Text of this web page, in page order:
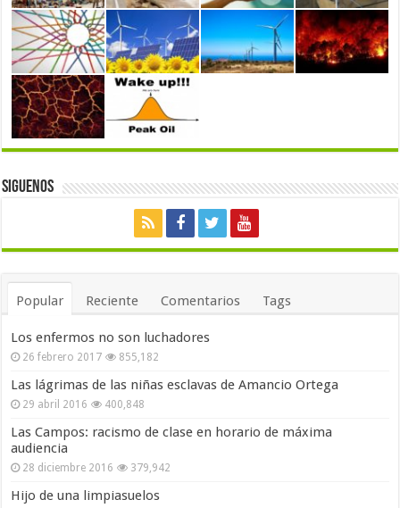
Siguenos
Popular Reciente Comentarios Tags
Los enfermos no son luchadores
26 febrero 2017 855,182
Las lágrimas de las niñas esclavas de Amancio Ortega
29 abril 2016 400,848
Las Campos: racismo de clase en horario de máxima
audiencia
28 diciembre 2016 379,942
Hijo de una limpiasuelos